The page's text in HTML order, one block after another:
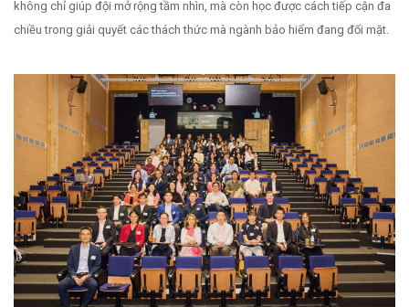
không chỉ giúp đội mở rộng tầm nhìn, mà còn học được cách tiếp cận đa
chiều trong giải quyết các thách thức mà ngành bảo hiểm đang đối mặt.